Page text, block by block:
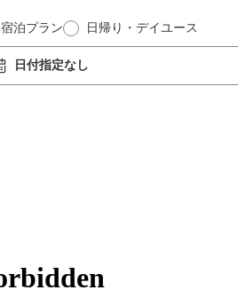
宿泊プラン 日帰り・デイユース
日付指定なし